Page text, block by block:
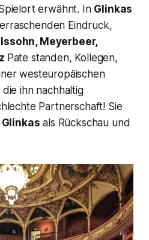
erwähnt. In Glinkas
Eindruck,
Meyerbeer,
Pate standen, Kollegen,
westeuropäischen
ihn nachhaltig
Partnerschaft! Sie
Glinkas als Rückschau und